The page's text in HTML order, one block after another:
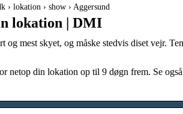
› lokation › show › Aggersund
lokation | DMI
og mest skyet, og måske stedvis diset vejr.
netop din lokation op til 9 døgn frem. Se